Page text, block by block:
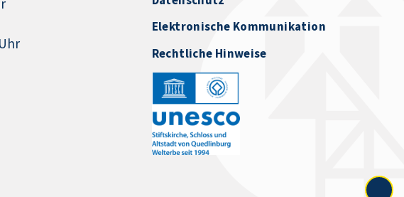
Elektronische Kommunikation
Rechtliche Hinweise